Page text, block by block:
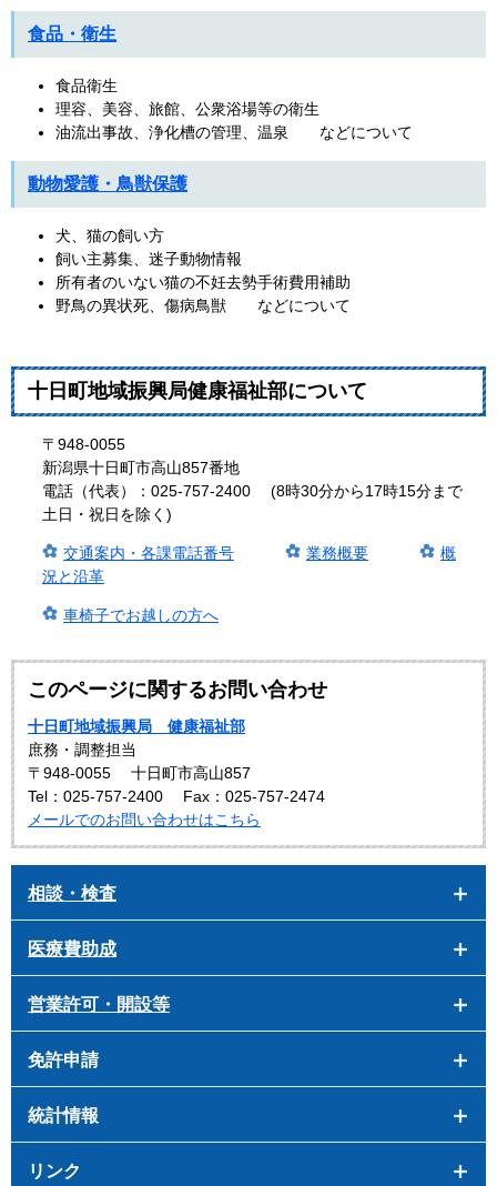
食品・衛生
食品衛生
理容、美容、旅館、公衆浴場等の衛生
油流出事故、浄化槽の管理、温泉 などについて
動物愛護・鳥獣保護
犬、猫の飼い方
飼い主募集、迷子動物情報
所有者のいない猫の不妊去勢手術費用補助
野鳥の異状死、傷病鳥獣 などについて
十日町地域振興局健康福祉部について
〒948-0055
新潟県十日町市高山857番地
電話（代表）：025-757-2400 (8時30分から17時15分まで
土日・祝日を除く)
交通案内・各課電話番号 業務概要
概
況と沿革
車椅子でお越しの方へ
このページに関するお問い合わせ
十日町地域振興局 健康福祉部
庶務・調整担当
〒948-0055
十日町市高山857
Tel：025-757-2400
Fax：025-757-2474
メールでのお問い合わせはこちら
相談・検査
医療費助成
営業許可・開設等
免許申請
統計情報
リンク